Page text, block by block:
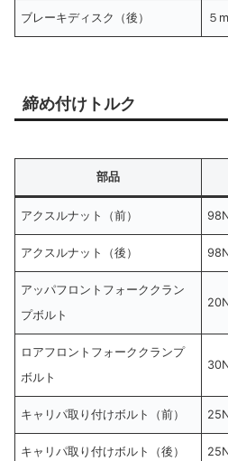
ブレーキディスク（後） ５
締め付けトルク
部品
アクスルナット（前）
アクスルナット（後）
アッパフロントフォーククラン
プボルト
ロアフロントフォーククランプ
ボルト
キャリパ取り付けボルト（前）
キャリパ取り付けボルト（後）